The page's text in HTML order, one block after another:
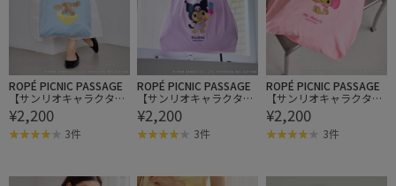
ROPÉ PICNIC PASSAGE
【サンリオキャラクター
ズ×ROPE' PICNIC】日焼
けデザイン 折りたたみエ
コトートバッグ
¥2,200
3件
ROPÉ PICNIC PASSAGE
【サンリオキャラクター
ズ×ROPE' PICNIC】日焼
けデザイン 折りたたみエ
コトートバッグ
¥2,200
3件
ROPÉ PICNIC PASSAGE
【サンリオキャラクター
ズ×ROPE' PICNIC】日焼
けデザイン 折りたたみエ
コトートバッグ
¥2,200
3件